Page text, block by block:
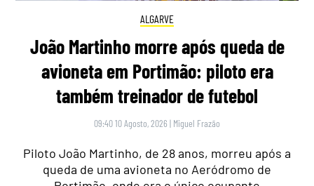
ALGARVE
João Martinho morre após queda de
avioneta em Portimão: piloto era
também treinador de futebol
09:40 10 Agosto, 2026 | Miguel Frazão
Piloto João Martinho, de 28 anos, morreu após a
queda de uma avioneta no Aeródromo de